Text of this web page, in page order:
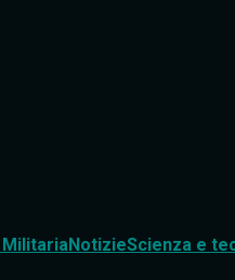
NotizieScienza e